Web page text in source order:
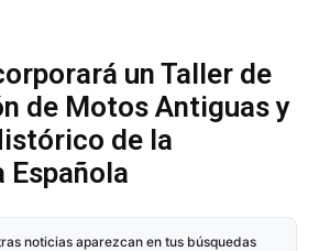
un Taller de
de Motos Antiguas y
de la
noticias aparezcan en tus búsquedas